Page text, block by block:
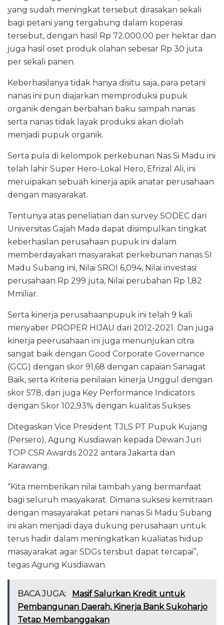
yang sudah meningkat tersebut dirasakan sekali
bagi petani yang tergabung dalam koperasi
tersebut, dengan hasil Rp 72.000.00 per hektar dan
juga hasil oset produk olahan sebesar Rp 30 juta
per sekali panen.
Keberhasilanya tidak hanya disitu saja, para petani
nanas ini pun diajarkan memproduksi pupuk
organik dengan berbahan baku sampah nanas
serta nanas tidak layak produksi akan diolah
menjadi pupuk organik.
Serta pula di kelompok perkebunan Nas Si Madu ini
telah lahir Super Hero-Lokal Hero, Efrizal Ali, ini
meruipakan sebuah kinerja apik anatar perusahaan
dengan masyarakat.
Tentunya atas peneliatian dan survey SODEC dari
Universitas Gajah Mada dapat disimpulkan tingkat
keberhasilan perusahaan pupuk ini dalam
memberdayakan masyarakat perkebunan nanas SI
Madu Subang ini, Nilai SROI 6,094, Nilai investasi
perusahaan Rp 299 juta, Nilai perubahan Rp 1,82
Mmiliar.
Serta kinerja perusahaanpupuk ini telah 9 kali
menyaber PROPER HIJAU dari 2012-2021. Dan juga
kinerja peerusahaan ini juga menunjukan citra
sangat baik dengan Good Corporate Governance
(GCG) dengan skor 91,68 dengan capaian Sanagat
Baik, serta Kriteria penilaian kinerja Unggul dengan
skor 578, dan juga Key Performance Indicators
dengan Skor 102,93% dengan kualitas Sukses.
Ditegaskan Vice President TJLS PT Pupuk Kujang
(Persero), Agung Kusdiawan kepada Dewan Juri
TOP CSR Awards 2022 antara Jakarta dan
Karawang.
“Kita memberikan nilai tambah yang bermanfaat
bagi seluruh masyakarat. Dimana suksesi kemitraan
dengan masayarakat petani nanas Si Madu Subang
ini akan menjadi daya dukung perusahaan untuk
terus hadir dalam meningkatkan kualiatas hidup
masayarakat agar SDGs tersbut dapat tercapai”,
tegas Agung Kusdiawan.
BACA JUGA:
Masif Salurkan Kredit untuk
Pembangunan Daerah, Kinerja Bank Sukoharjo
Tetap Membanggakan